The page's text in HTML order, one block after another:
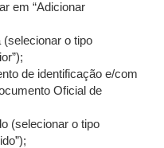
em “Adicionar
o tipo
de identificação e/com
Oficial de
(selecionar o tipo